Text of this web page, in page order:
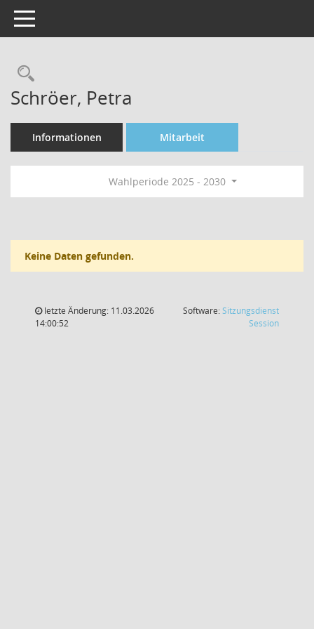
Toggle navigation
Rechercheauswahl
Schröer, Petra
Informationen Mitarbeit
Wahlperiode 2025 - 2030
Keine Daten gefunden.
letzte Änderung: 11.03.2026
14:00:52
Software:Sitzungsdienst
Session(Wird in